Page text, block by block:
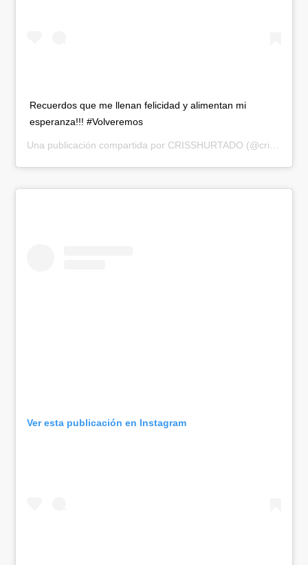
Recuerdos que me llenan felicidad y alimentan mi
esperanza!!! #Volveremos
Una publicación compartida por CRISSHURTADO (@crisshurtado) el
Ver esta publicación en Instagram